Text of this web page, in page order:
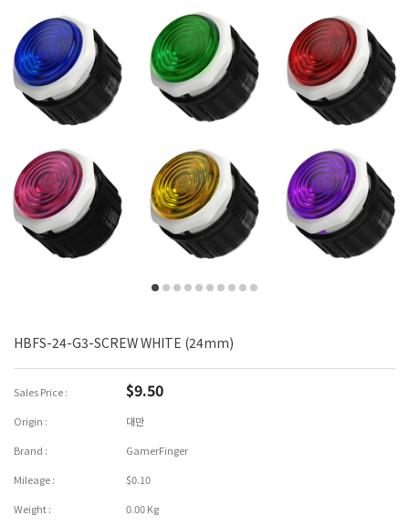
HBFS-24-G3-SCREW WHITE (24mm)
Sales Price : $9.50
Origin :
대만
Brand :
GamerFinger
Mileage :
$0.10
Weight :
0.00 Kg